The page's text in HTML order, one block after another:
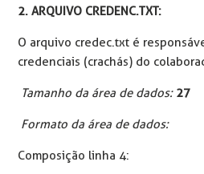
2. ARQUIVO CREDENC.TXT:
O arquivo credec.txt é
credenciais (crachás) do
Tamanho da área de dados: 27
Formato da área de dados:
Composição linha 4: